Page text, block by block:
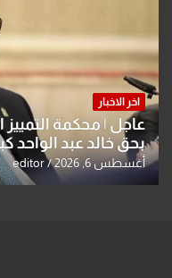
اخر الاخبار
عاجل | محكمة التمييز
بحق خالد عبد الواحد
أغسطس 6, 2026 editor